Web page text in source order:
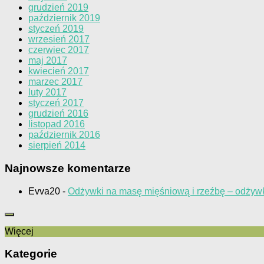
grudzień 2019
październik 2019
styczeń 2019
wrzesień 2017
czerwiec 2017
maj 2017
kwiecień 2017
marzec 2017
luty 2017
styczeń 2017
grudzień 2016
listopad 2016
październik 2016
sierpień 2014
Najnowsze komentarze
Evva20 - Odżywki na masę mięśniową i rzeźbę –
Więcej
Kategorie